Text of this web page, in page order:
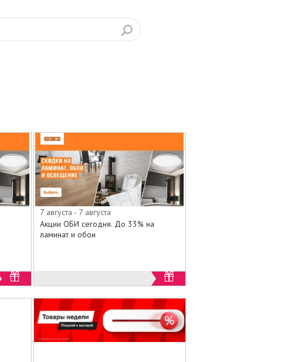
7 августа - 7 августа
Акции ОБИ сегодня. До 33% на
ламинат и обои